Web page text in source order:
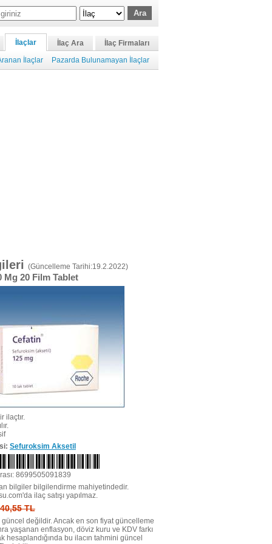
İlaçlar İlaç Ara
İlaç Firmaları
İlaçlar Pazarda Bulunamayan İlaçlar
(Güncelleme Tarihi:19.2.2022)
Mg 20 Film Tablet
ilaçtır.
Sefuroksim Aksetil
8699505091839
bilgiler bilgilendirme mahiyetindedir.
ilaç satışı yapılmaz.
TL
güncel değildir. Ancak en son fiyat güncelleme
yaşanan enflasyon, döviz kuru ve KDV farkı
hesaplandığında bu ilacın tahmini güncel